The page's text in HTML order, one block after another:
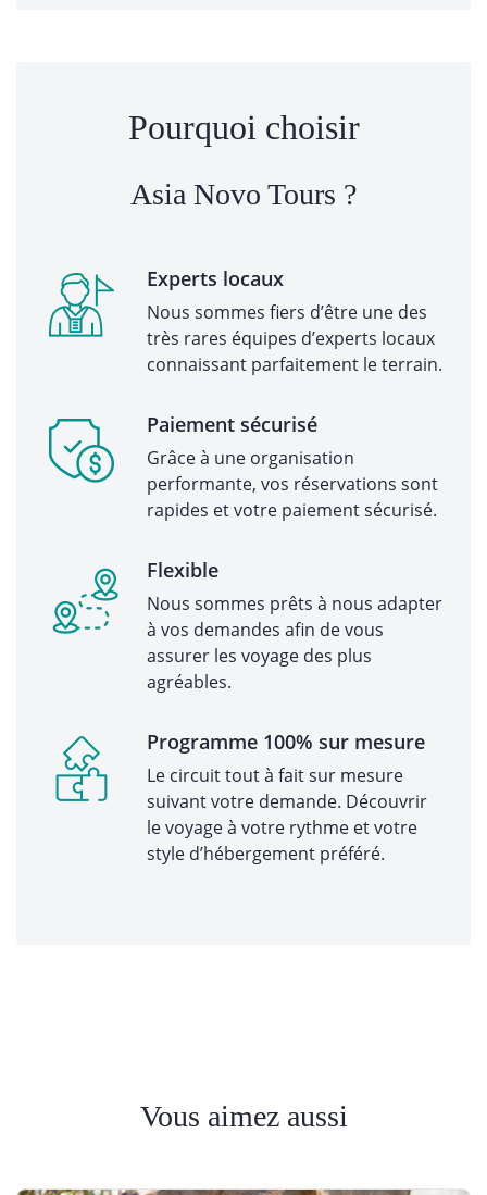
Pourquoi choisir
Asia Novo Tours ?
Experts locaux
Nous sommes fiers d’être une des
très rares équipes d’experts locaux
connaissant parfaitement le terrain.
Paiement sécurisé
Grâce à une organisation
performante, vos réservations sont
rapides et votre paiement sécurisé.
Flexible
Nous sommes prêts à nous adapter
à vos demandes afin de vous
assurer les voyage des plus
agréables.
Programme 100% sur mesure
Le circuit tout à fait sur mesure
suivant votre demande. Découvrir
le voyage à votre rythme et votre
style d’hébergement préféré.
Vous aimez aussi